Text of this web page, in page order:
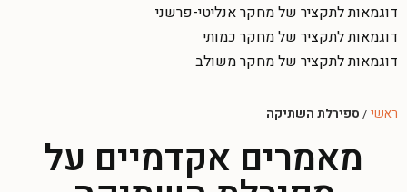
דוגמאות לתקציר של מחקר אנליטי-פרשני
דוגמאות לתקציר של מחקר כמותי
דוגמאות לתקציר של מחקר משולב
ראשי / ספירלת השתיקה
מאמרים אקדמיים על